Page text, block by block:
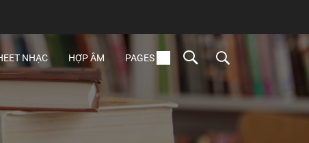
NHẠC HỢP ÂM PAGES